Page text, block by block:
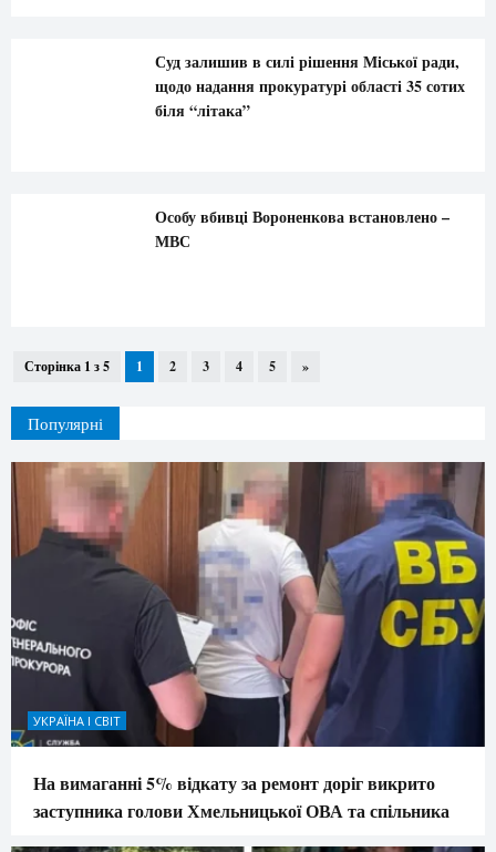
Суд залишив в силі рішення Міської ради,
щодо надання прокуратурі області 35 сотих
біля “літака”
Особу вбивці Вороненкова встановлено –
МВС
Сторінка 1 з 5 1 2 3 4 5 »
Популярні
УКРАЇНА І СВІТ
На вимаганні 5% відкату за ремонт доріг викрито
заступника голови Хмельницької ОВА та спільника